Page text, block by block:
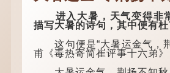
泪」的原句，有说法
是「不见棺材不下
泪」或「不见亲棺不
下泪」，出自明朝兰
陵笑笑生所著的《金
瓶梅词话》第九十八
回。原意是指人未亲
眼见到亲人棺木，便
进入大暑，天气变得非
描写大暑的诗句，其中便有杜
这句便是“大暑运金气，
甫《毒热寄简崔评事十六弟》